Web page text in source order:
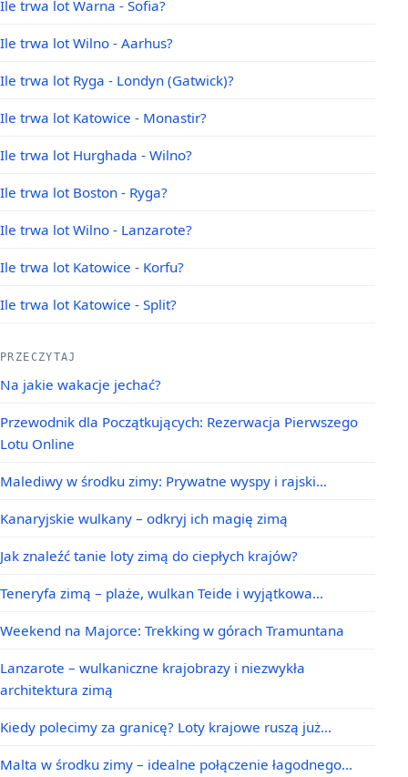
Ile trwa lot Warna - Sofia?
Ile trwa lot Wilno - Aarhus?
Ile trwa lot Ryga - Londyn (Gatwick)?
Ile trwa lot Katowice - Monastir?
Ile trwa lot Hurghada - Wilno?
Ile trwa lot Boston - Ryga?
Ile trwa lot Wilno - Lanzarote?
Ile trwa lot Katowice - Korfu?
Ile trwa lot Katowice - Split?
PRZECZYTAJ
Na jakie wakacje jechać?
Przewodnik dla Początkujących: Rezerwacja Pierwszego
Lotu Online
Malediwy w środku zimy: Prywatne wyspy i rajski…
Kanaryjskie wulkany – odkryj ich magię zimą
Jak znaleźć tanie loty zimą do ciepłych krajów?
Teneryfa zimą – plaże, wulkan Teide i wyjątkowa…
Weekend na Majorce: Trekking w górach Tramuntana
Lanzarote – wulkaniczne krajobrazy i niezwykła
architektura zimą
Kiedy polecimy za granicę? Loty krajowe ruszą już…
Malta w środku zimy – idealne połączenie łagodnego…